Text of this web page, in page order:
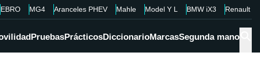
EBRO MG4 Aranceles PHEV Mahle Model Y L BMW iX3 Renault
PruebasPrácticosDiccionarioMarcasSegunda mano